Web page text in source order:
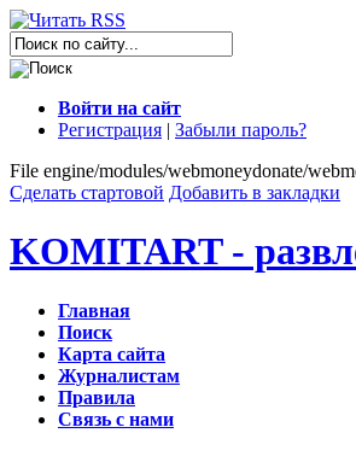
Войти на сайт
Регистрация | Забыли пароль?
File engine/modules/webmoneydonate/
Сделать стартовой Добавить в закладки
KOMITART -
Главная
Поиск
Карта сайта
Журналистам
Правила
Связь с нами